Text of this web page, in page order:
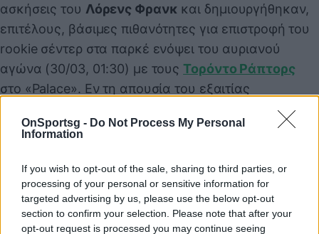
OnSportsg - Do Not Process My Personal
Information
If you wish to opt-out of the sale, sharing to third parties, or
processing of your personal or sensitive information for
targeted advertising by us, please use the below opt-out
section to confirm your selection. Please note that after your
opt-out request is processed you may continue seeing
ασκήσεις του Λόρενς Φρανκ και δημιουργήθηκαν,
επιτέλους, βάσιμες πιθανότητες για επιστροφή του
rookie σέντερ στα παρκέ ενόψει του αυριανού
αγώνα (30/03, 01:30) με τουςΤορόντο Ράπτορς
στο «Palace». Εν τη απουσία του εξαιτίας
ενοχλήσεων στη μέση, οι Γιόνας Γιερέμπκο και
Βιατσεσλάβ Κραβτσόβπήραν ευκαιρίες, ενώ ο
που διέκρινε πρόοδο στον25χρονο Ουκρανό
σέντερ.